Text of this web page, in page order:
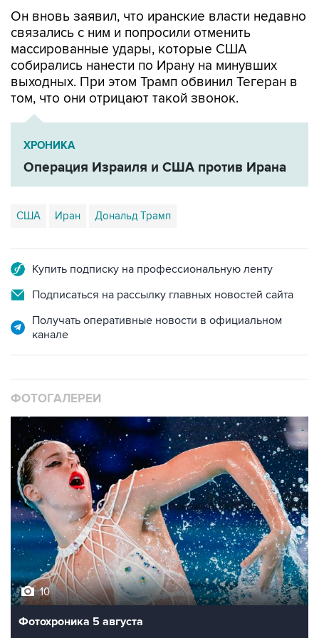
массированные удары, которые США
собирались нанести по Ирану на минувших
выходных. При этом Трамп обвинил Тегеран в
том, что они отрицают такой звонок.
ХРОНИКА
Операция Израиля и США против Ирана
США Иран Дональд Трамп
Подписаться на рассылку главных новостей сайта
Получать оперативные новости в официальном
канале
10
Фотохроника 5 августа